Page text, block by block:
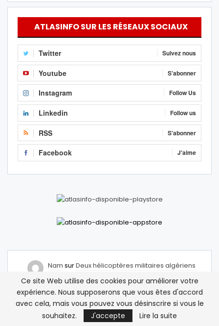
ATLASINFO SUR LES RÉSEAUX SOCIAUX
Twitter Suivez nous
Youtube S'abonner
Instagram Follow Us
Linkedin Follow us
RSS S'abonner
Facebook J'aime
Nam surDeux hélicoptères militaires algériens
survolent la ville frontalière de Figuig
12 avril 2026
Mais comment on peut accepter qu’un hélicoptère
d’une armée étrangère traverse notre frontière ?
Abdelhamid MsurDeux hélicoptères militaires
Ce site Web utilise des cookies pour améliorer votre
expérience. Nous supposerons que vous êtes d'accord
avec cela, mais vous pouvez vous désinscrire si vous le
souhaitez.
J'accepte Lire la suite